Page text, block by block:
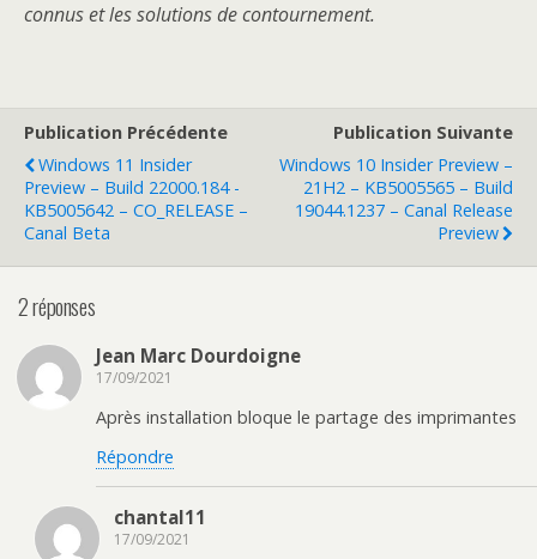
connus et les solutions de contournement.
Publication Précédente
Windows 11 Insider
Preview – Build 22000.184 -
KB5005642 – CO_RELEASE –
Canal Beta
Publication Suivante
Windows 10 Insider Preview –
21H2 – KB5005565 – Build
19044.1237 – Canal Release
Preview
2 réponses
Jean Marc Dourdoigne
17/09/2021
Après installation bloque le partage des imprimantes
Répondre
chantal11
17/09/2021